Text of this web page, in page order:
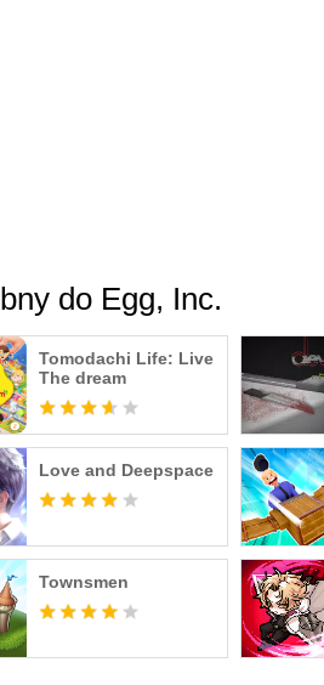
do Egg, Inc.
Tomodachi Life: Live
The dream
Love and Deepspace
Townsmen